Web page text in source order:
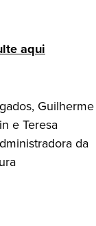
aqui
Guilherme
e Teresa
da